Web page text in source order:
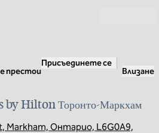
престои
Присъединете се
Влизане
Hilton Торонто-Маркхам
Markham, Онтарио, L6G0A9,